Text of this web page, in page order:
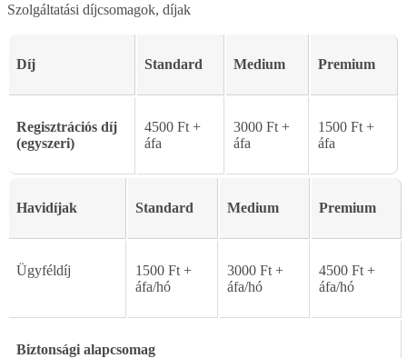
Szolgáltatási díjcsomagok, díjak
Díj Standard Medium Premium
Regisztrációs díj
(egyszeri)
4500 Ft +
áfa
3000 Ft +
áfa
1500 Ft +
áfa
Havidíjak Standard Medium Premium
Ügyféldíj 1500 Ft +
áfa/hó
3000 Ft +
áfa/hó
4500 Ft +
áfa/hó
Biztonsági alapcsomag